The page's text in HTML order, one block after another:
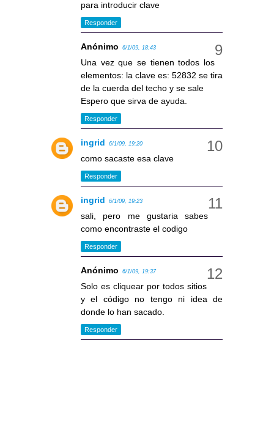
para introducir clave
Responder
Anónimo 6/1/09, 18:43
Una vez que se tienen todos los
elementos: la clave es: 52832 se tira
de la cuerda del techo y se sale
Espero que sirva de ayuda.
Responder
ingrid 6/1/09, 19:20
como sacaste esa clave
Responder
ingrid 6/1/09, 19:23
sali, pero me gustaria sabes
como encontraste el codigo
Responder
Anónimo 6/1/09, 19:37
Solo es cliquear por todos sitios
y el código no tengo ni idea de
donde lo han sacado.
Responder